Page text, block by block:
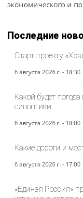
экономического и
Последние
Старт проекту
6 августа 2026 г. - 18:30
Какой будет
синоптики
6 августа 2026 г. - 18:00
Какие дороги и
6 августа 2026 г. - 17:00
«Единая Россия»